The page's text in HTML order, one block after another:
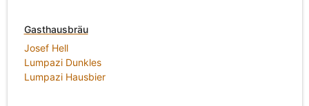
Gasthausbräu
Josef Hell
Lumpazi Dunkles
Lumpazi Hausbier